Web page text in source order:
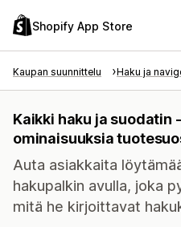
Shopify App Store
Kaupan suunnittelu Haku ja
Kaikki haku ja suodatin
ominaisuuksia
Auta asiakkaita
hakupalkin avulla, joka
mitä he kirjoittavat